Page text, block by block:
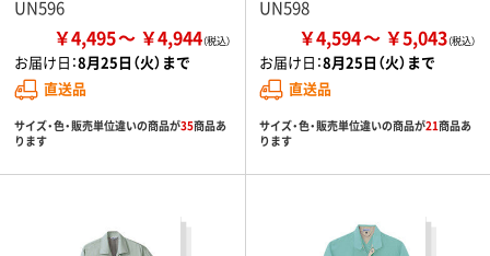
UN596
￥4,495 ￥4,944
お届け日：8月25日（火）まで
直送品
サイズ・色・販売単位違いの商品が35商品あ
ります
UN598
￥4,594 ￥5,043
お届け日：8月25日（火）まで
直送品
サイズ・色・販売単位違いの商品が21商品あ
ります